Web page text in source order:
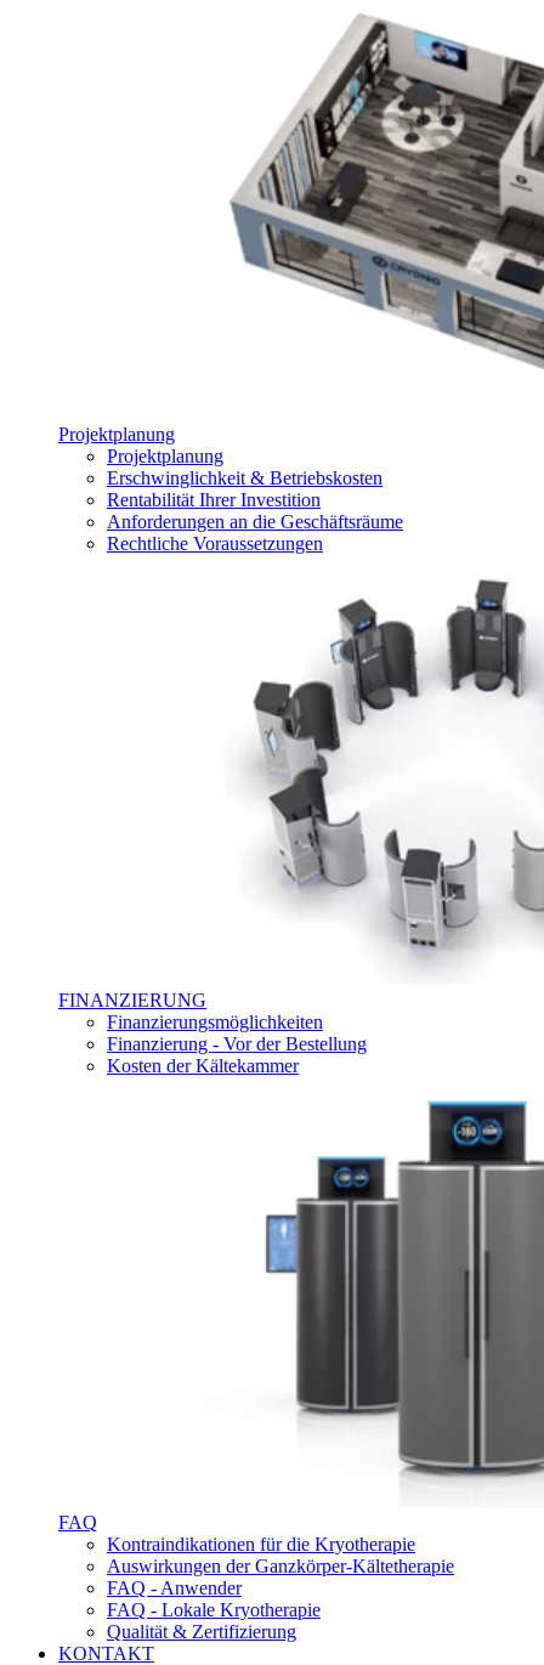
Projektplanung
Projektplanung
Erschwinglichkeit & Betriebskosten
Rentabilität Ihrer Investition
Anforderungen an die Geschäftsräume
Rechtliche Voraussetzungen
FINANZIERUNG
Finanzierungsmöglichkeiten
Finanzierung - Vor der Bestellung
Kosten der Kältekammer
FAQ
Kontraindikationen für die Kryotherapie
Auswirkungen der Ganzkörper-Kältetherapie
FAQ - Anwender
FAQ - Lokale Kryotherapie
Qualität & Zertifizierung
KONTAKT